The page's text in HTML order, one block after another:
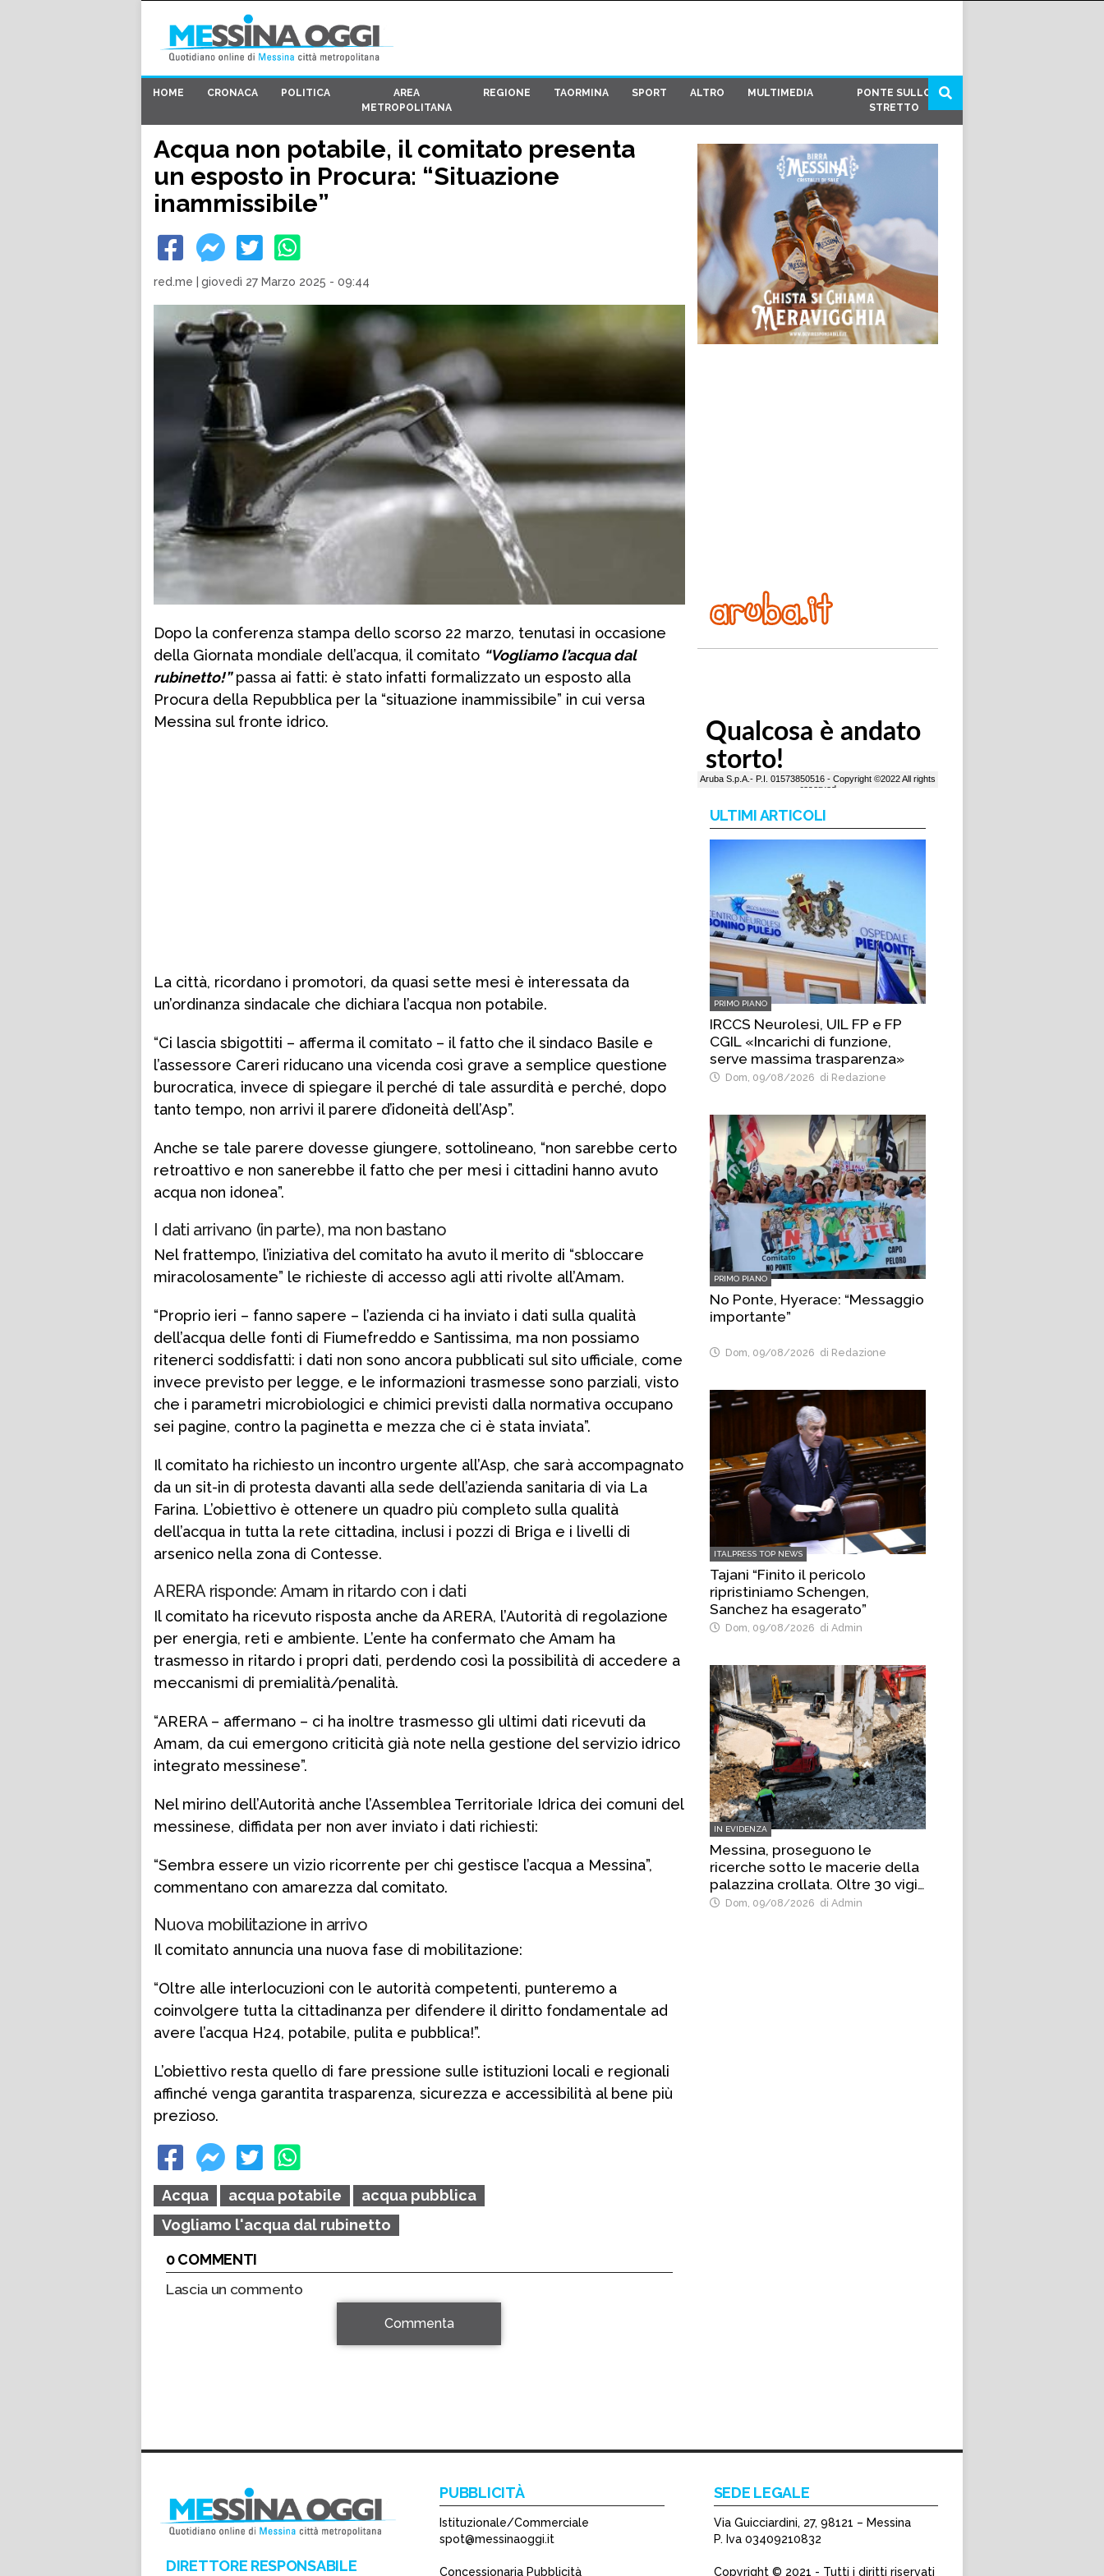
HOME CRONACA POLITICA
AREA
METROPOLITANA
REGIONE TAORMINA SPORT ALTRO MULTIMEDIA
PONTE SULLO
STRETTO
Acqua non potabile, il comitato presenta
un esposto in Procura: “Situazione
inammissibile”
red.me giovedì 27 Marzo 2025 - 09:44
Dopo la conferenza stampa dello scorso 22 marzo, tenutasi in occasione
della Giornata mondiale dell’acqua, il comitato “Vogliamo l’acqua dal
rubinetto!”passa ai fatti: è stato infatti formalizzato un esposto alla
Procura della Repubblica per la “situazione inammissibile” in cui versa
Messina sul fronte idrico.
La città, ricordano i promotori, da quasi sette mesi è interessata da
un’ordinanza sindacale che dichiara l’acqua non potabile.
“Ci lascia sbigottiti – afferma il comitato – il fatto che il sindaco Basile e
l’assessore Careri riducano una vicenda così grave a semplice questione
burocratica, invece di spiegare il perché di tale assurdità e perché, dopo
tanto tempo, non arrivi il parere d’idoneità dell’Asp”.
Anche se tale parere dovesse giungere, sottolineano, “non sarebbe certo
retroattivo e non sanerebbe il fatto che per mesi i cittadini hanno avuto
acqua non idonea”.
I dati arrivano (in parte), ma non bastano
Nel frattempo, l’iniziativa del comitato ha avuto il merito di “sbloccare
miracolosamente” le richieste di accesso agli atti rivolte all’Amam.
“Proprio ieri – fanno sapere – l’azienda ci ha inviato i dati sulla qualità
dell’acqua delle fonti di Fiumefreddo e Santissima, ma non possiamo
ritenerci soddisfatti: i dati non sono ancora pubblicati sul sito ufficiale, come
invece previsto per legge, e le informazioni trasmesse sono parziali, visto
che i parametri microbiologici e chimici previsti dalla normativa occupano
sei pagine, contro la paginetta e mezza che ci è stata inviata”.
Il comitato ha richiesto un incontro urgente all’Asp, che sarà accompagnato
da un sit-in di protesta davanti alla sede dell’azienda sanitaria di via La
Farina. L’obiettivo è ottenere un quadro più completo sulla qualità
dell’acqua in tutta la rete cittadina, inclusi i pozzi di Briga e i livelli di
arsenico nella zona di Contesse.
ARERA risponde: Amam in ritardo con i dati
Il comitato ha ricevuto risposta anche da ARERA, l’Autorità di regolazione
per energia, reti e ambiente. L’ente ha confermato che Amam ha
trasmesso in ritardo i propri dati, perdendo così la possibilità di accedere a
meccanismi di premialità/penalità.
“ARERA – affermano – ci ha inoltre trasmesso gli ultimi dati ricevuti da
Amam, da cui emergono criticità già note nella gestione del servizio idrico
integrato messinese”.
Nel mirino dell’Autorità anche l’Assemblea Territoriale Idrica dei comuni del
messinese, diffidata per non aver inviato i dati richiesti:
“Sembra essere un vizio ricorrente per chi gestisce l’acqua a Messina”,
commentano con amarezza dal comitato.
Nuova mobilitazione in arrivo
Il comitato annuncia una nuova fase di mobilitazione:
“Oltre alle interlocuzioni con le autorità competenti, punteremo a
coinvolgere tutta la cittadinanza per difendere il diritto fondamentale ad
avere l’acqua H24, potabile, pulita e pubblica!”.
L’obiettivo resta quello di fare pressione sulle istituzioni locali e regionali
affinché venga garantita trasparenza, sicurezza e accessibilità al bene più
prezioso.
Acqua acqua potabile
acqua pubblica
Vogliamo l'acqua dal rubinetto
0 COMMENTI
Lascia un commento
*
*
Commenta
ULTIMI ARTICOLI
PRIMO PIANO
IRCCS Neurolesi, UIL FP e FP
CGIL «Incarichi di funzione,
serve massima trasparenza»
Dom, 09/08/2026 di Redazione
PRIMO PIANO
No Ponte, Hyerace: “Messaggio
importante”
Dom, 09/08/2026 di Redazione
ITALPRESS TOP NEWS
Tajani “Finito il pericolo
ripristiniamo Schengen,
Sanchez ha esagerato”
Dom, 09/08/2026 di Admin
IN EVIDENZA
Messina, proseguono le
ricerche sotto le macerie della
palazzina crollata. Oltre 30 vigili
del fuoco impegnati
Dom, 09/08/2026 di Admin
DIRETTORE RESPONSABILE
PUBBLICITÀ
Istituzionale/Commerciale
spot@messinaoggi.it
Concessionaria Pubblicità
SEDE LEGALE
Via Guicciardini, 27, 98121 – Messina
P. Iva 03409210832
Copyright © 2021 - Tutti i diritti riservati